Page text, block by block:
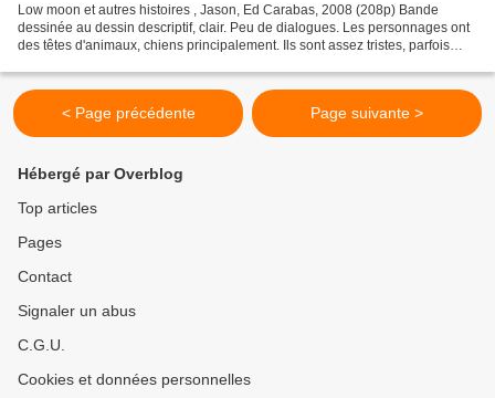
Low moon et autres histoires , Jason, Ed Carabas, 2008 (208p) Bande
dessinée au dessin descriptif, clair. Peu de dialogues. Les personnages ont
des têtes d'animaux, chiens principalement. Ils sont assez tristes, parfois
< Page précédente Page suivante >
Hébergé par Overblog
Top articles
Pages
Contact
Signaler un abus
C.G.U.
Cookies et données personnelles